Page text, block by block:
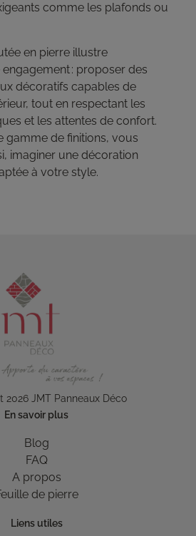
comme les plafonds ou
en pierre illustre
: proposer des
décoratifs capables de
tout en respectant les
et les attentes de confort.
gamme de finitions, vous
imaginer une décoration
à votre style.
JMT Panneaux Déco
En savoir plus
Blog
FAQ
A propos
de pierre
Liens utiles